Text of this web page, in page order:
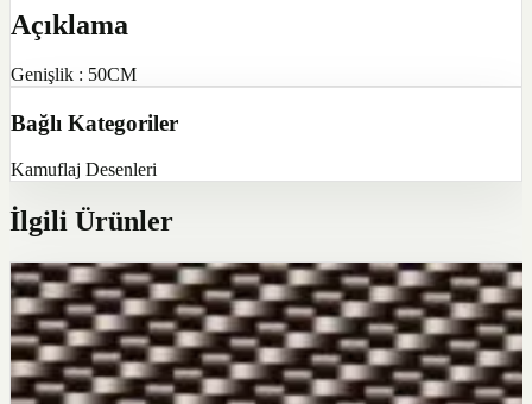
Açıklama
Genişlik : 50CM
Bağlı Kategoriler
Kamuflaj Desenleri
İlgili Ürünler